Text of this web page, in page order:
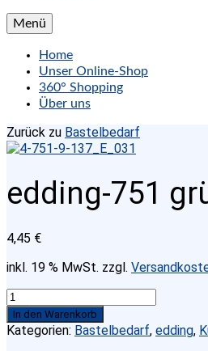
Menü
Home
Unser Online-Shop
360° Shopping
Über uns
Zurück zu Bastelbedarf
edding-751
4,45 €
inkl. 19 % MwSt. zzgl.
edding-
751
grün
In den Warenkorb
Kategorien: Bastelbedarf, edding,